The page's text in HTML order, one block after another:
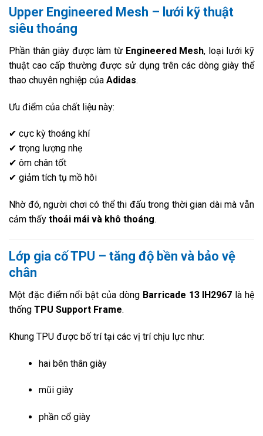
Upper Engineered Mesh – lưới kỹ thuật
siêu thoáng
Phần thân giày được làm từ Engineered Mesh, loại lưới kỹ
thuật cao cấp thường được sử dụng trên các dòng giày thể
thao chuyên nghiệp của Adidas.
Ưu điểm của chất liệu này:
✔ cực kỳ thoáng khí
✔ trọng lượng nhẹ
✔ ôm chân tốt
✔ giảm tích tụ mồ hôi
Nhờ đó, người chơi có thể thi đấu trong thời gian dài mà vẫn
cảm thấy thoải mái và khô thoáng.
Lớp gia cố TPU – tăng độ bền và bảo vệ
chân
Một đặc điểm nổi bật của dòng Barricade 13 IH2967 là hệ
thống TPU Support Frame.
Khung TPU được bố trí tại các vị trí chịu lực như:
hai bên thân giày
mũi giày
phần cổ giày